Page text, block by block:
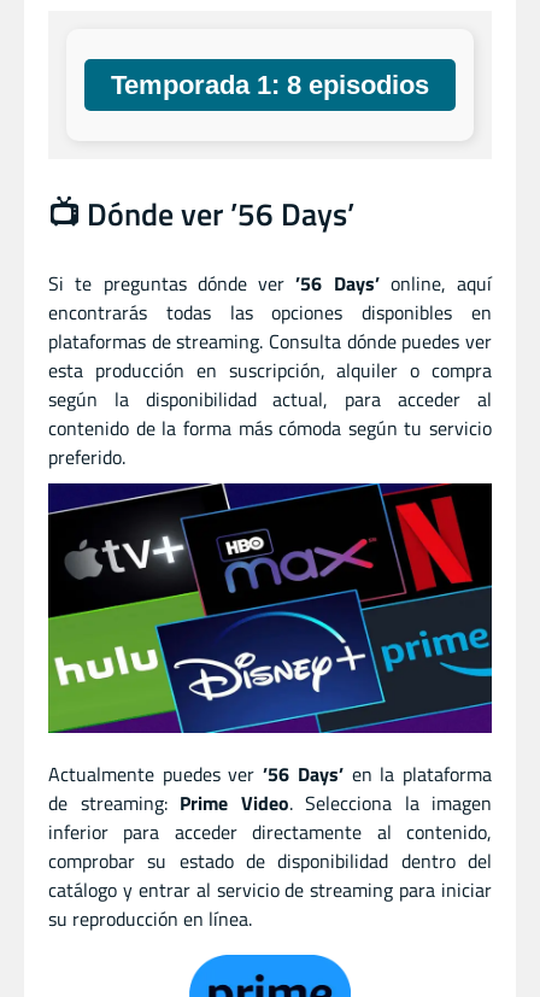
Temporada 1: 8 episodios
📺 Dónde ver ’56 Days’
Si te preguntas dónde ver’56 Days’online, aquí
encontrarás todas las opciones disponibles en
plataformas de streaming. Consulta dónde puedes ver
esta producción en suscripción, alquiler o compra
según la disponibilidad actual, para acceder al
contenido de la forma más cómoda según tu servicio
preferido.
Actualmente puedes ver’56 Days’en la plataforma
de streaming: Prime Video. Selecciona la imagen
inferior para acceder directamente al contenido,
comprobar su estado de disponibilidad dentro del
catálogo y entrar al servicio de streaming para iniciar
su reproducción en línea.